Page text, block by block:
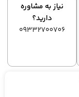
طراحی
مقاوم در
نیاز به مشاوره
دارید؟
09332700706